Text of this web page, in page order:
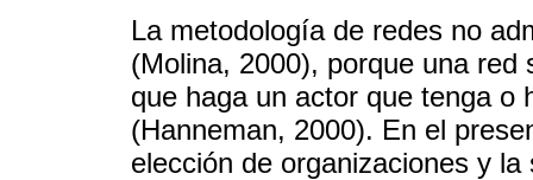
La metodología de redes no
(Molina, 2000), porque una
que haga un actor que tenga o
(Hanneman, 2000). En el
elección de organizaciones y